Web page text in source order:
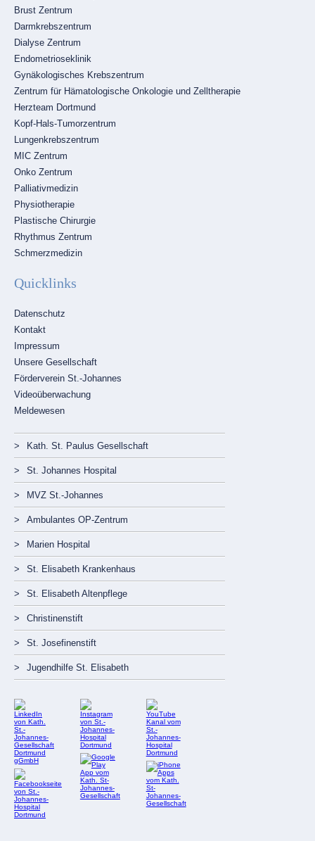
Brust Zentrum
Darmkrebszentrum
Dialyse Zentrum
Endometrioseklinik
Gynäkologisches Krebszentrum
Zentrum für Hämatologische Onkologie und Zelltherapie
Herzteam Dortmund
Kopf-Hals-Tumorzentrum
Lungenkrebszentrum
MIC Zentrum
Onko Zentrum
Palliativmedizin
Physiotherapie
Plastische Chirurgie
Rhythmus Zentrum
Schmerzmedizin
Quicklinks
Navigation
überspringen
Datenschutz
Kontakt
Impressum
Unsere Gesellschaft
Förderverein St.-Johannes
Videoüberwachung
Meldewesen
Navigation
überspringen
Kath. St. Paulus Gesellschaft
St. Johannes Hospital
MVZ St.-Johannes
Ambulantes OP-Zentrum
Marien Hospital
St. Elisabeth Krankenhaus
St. Elisabeth Altenpflege
Christinenstift
St. Josefinenstift
Jugendhilfe St. Elisabeth